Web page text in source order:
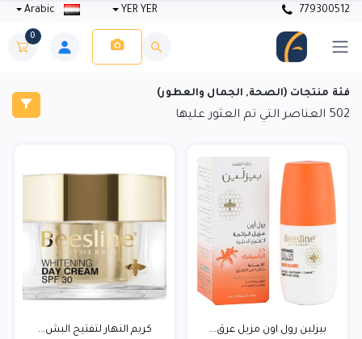
779300512
YER YER
0
فئة منتجات (الصحة, الجمال والعطور)
502 العناصر التي تم العثور عليها
بيزلين رول اون مزيل عرق... كريم النهار لتفتيح البش...